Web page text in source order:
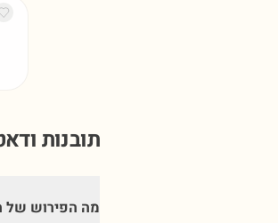
תובנות
מה הפירוש של